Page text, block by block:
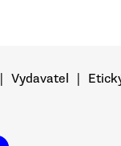
Vydavatel